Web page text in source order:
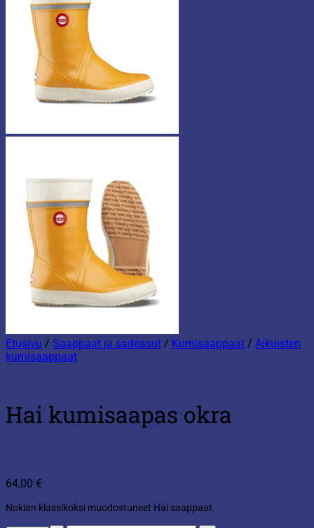
Etusivu / Saappaat ja sadeasut / Kumisaappaat / Aikuisten
kumisaappaat
Hai kumisaapas okra
64,00 €
Nokian klassikoksi muodostuneet Hai saappaat.